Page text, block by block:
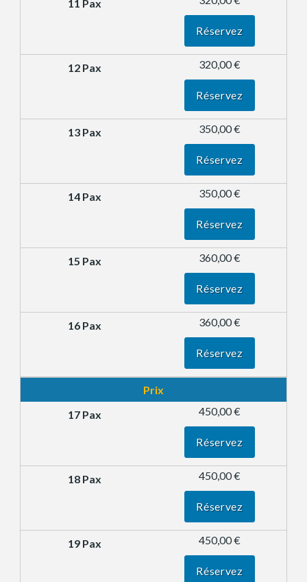
Réservez
320,00 €
Réservez
350,00 €
Réservez
350,00 €
Réservez
360,00 €
Réservez
360,00 €
Réservez
Prix
450,00 €
Réservez
450,00 €
Réservez
450,00 €
Réservez